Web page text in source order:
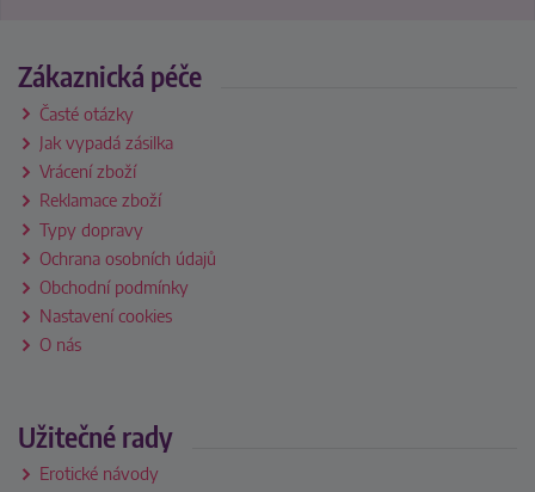
Zákaznická péče
Časté otázky
Jak vypadá zásilka
Vrácení zboží
Reklamace zboží
Typy dopravy
Ochrana osobních údajů
Obchodní podmínky
Nastavení cookies
O nás
Užitečné rady
Erotické návody